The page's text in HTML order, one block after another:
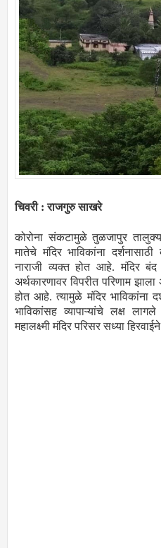
चिवरी : राजगुरु साखरे
कोरोना संकटामुळे तुळजापुर
मातेचे मंदिर भाविकांना
नाराजी व्यक्त होत आहे. मंदिर बंद
अर्थकारणावर विपरीत परिणाम
होत आहे. त्यामुळे मंदिर भाविकांना
भाविकांसह व्यापाऱ्यांचे लक्ष
महालक्ष्मी मंदिर परिसर सध्या